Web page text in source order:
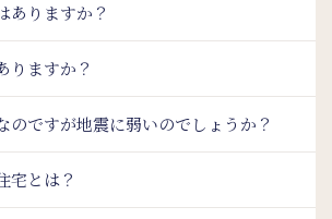
ありますか？
りますか？
のですが地震に弱いのでしょうか？
宅とは？